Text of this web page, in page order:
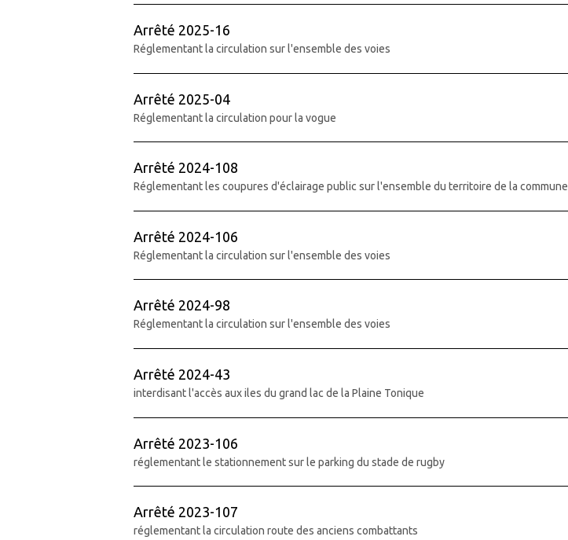
Arrêté 2025-16
Réglementant la circulation sur l'ensemble des voies
Arrêté 2025-04
Réglementant la circulation pour la vogue
Arrêté 2024-108
Réglementant les coupures d'éclairage public sur l'ensemble du territoire de la commune
Arrêté 2024-106
Réglementant la circulation sur l'ensemble des voies
Arrêté 2024-98
Réglementant la circulation sur l'ensemble des voies
Arrêté 2024-43
interdisant l'accès aux iles du grand lac de la Plaine Tonique
Arrêté 2023-106
réglementant le stationnement sur le parking du stade de rugby
Arrêté 2023-107
réglementant la circulation route des anciens combattants